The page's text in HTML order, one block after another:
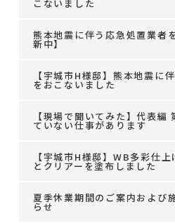
こないました
熊本地震に伴う応急処置業者
新中】
【宇城市H様邸】熊本地震に
をおこないました
【現場で聞いてみた】代表編
ていない仕事があります
【宇城市H様邸】WB多彩仕
とクリアーを塗布しました
夏季休業期間のご案内および
らせ